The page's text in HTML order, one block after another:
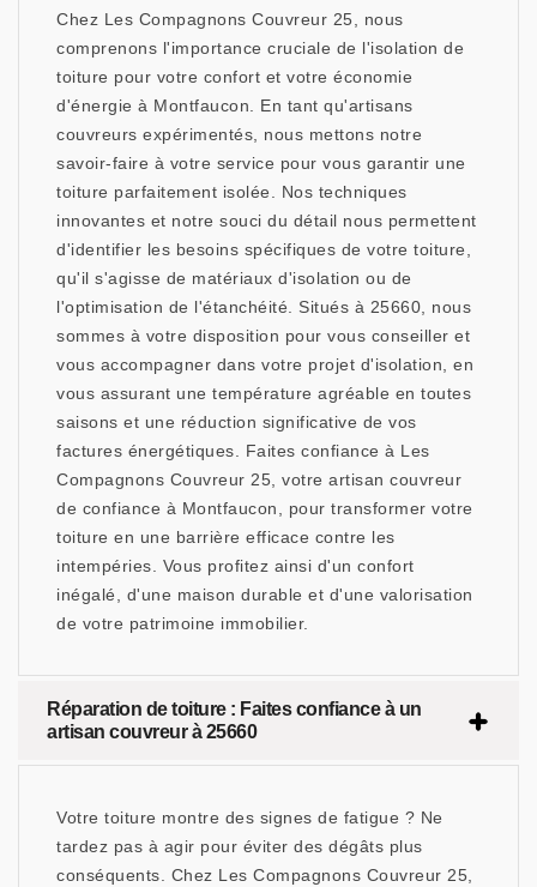
Chez Les Compagnons Couvreur 25, nous
comprenons l'importance cruciale de l'isolation de
toiture pour votre confort et votre économie
d'énergie à Montfaucon. En tant qu'artisans
couvreurs expérimentés, nous mettons notre
savoir-faire à votre service pour vous garantir une
toiture parfaitement isolée. Nos techniques
innovantes et notre souci du détail nous permettent
d'identifier les besoins spécifiques de votre toiture,
qu'il s'agisse de matériaux d'isolation ou de
l'optimisation de l'étanchéité. Situés à 25660, nous
sommes à votre disposition pour vous conseiller et
vous accompagner dans votre projet d'isolation, en
vous assurant une température agréable en toutes
saisons et une réduction significative de vos
factures énergétiques. Faites confiance à Les
Compagnons Couvreur 25, votre artisan couvreur
de confiance à Montfaucon, pour transformer votre
toiture en une barrière efficace contre les
intempéries. Vous profitez ainsi d'un confort
inégalé, d'une maison durable et d'une valorisation
de votre patrimoine immobilier.
Réparation de toiture : Faites confiance à un
artisan couvreur à 25660
Votre toiture montre des signes de fatigue ? Ne
tardez pas à agir pour éviter des dégâts plus
conséquents. Chez Les Compagnons Couvreur 25,